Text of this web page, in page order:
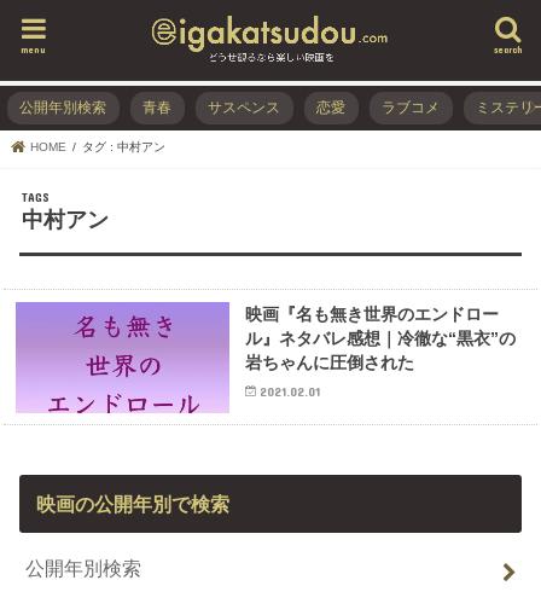
search
menu
公開年別検索 青春 サスペンス 恋愛 ラブコメ ミステリ
HOME タグ : 中村アン
中村アン
映画『名も無き世界のエンドロー
ル』ネタバレ感想｜冷徹な“黒衣”の
岩ちゃんに圧倒された
2021.02.01
映画の公開年別で検索
公開年別検索